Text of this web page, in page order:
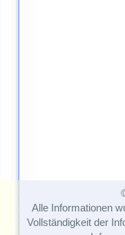
Alle Informationen
Vollständigkeit der